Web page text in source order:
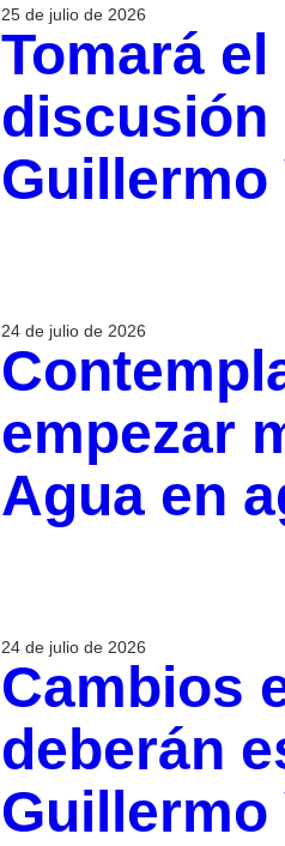
25 de julio de 2026
Tomará
discusión
Guillermo
24 de julio de 2026
empezar
Agua en
24 de julio de 2026
Cambios
deberán
Guillermo